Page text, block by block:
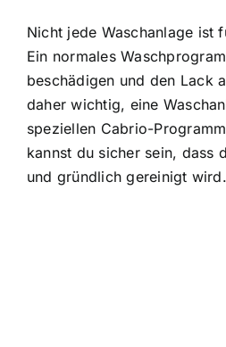
Nicht jede Waschanlage ist
Ein normales
beschädigen und den Lack
daher wichtig, eine
speziellen Cabrio-
kannst du sicher sein, dass
und gründlich gereinigt wird.